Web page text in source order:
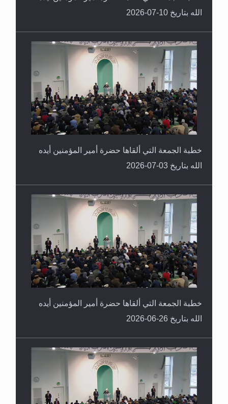
الله بتاريخ 10-07-2026
خطبة الجمعة التي ألقاها حضرة أمير المؤمنين أيده
الله بتاريخ 03-07-2026
خطبة الجمعة التي ألقاها حضرة أمير المؤمنين أيده
الله بتاريخ 26-06-2026